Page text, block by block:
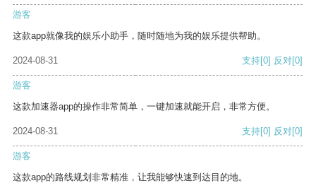
游客
这款app就像我的娱乐小助手，随时随地为我的娱乐提供帮助。
2024-08-31 支持[0] 反对[0]
游客
这款加速器app的操作非常简单，一键加速就能开启，非常方便。
2024-08-31 支持[0] 反对[0]
游客
这款app的路线规划非常精准，让我能够快速到达目的地。